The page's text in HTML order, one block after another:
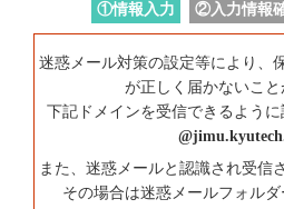
①情報入力 ②入力情報
迷惑メール対策の設定等により、
が正しく届かないこと
下記ドメインを受信できるように
また、迷惑メールと認識され受信
その場合は迷惑メールフォルダ